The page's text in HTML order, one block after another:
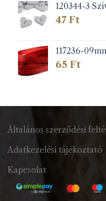
120344-3
47 Ft
117236-
65 Ft
Általános szerződési
Adatkezelési tájékoztató
Kapcsolat